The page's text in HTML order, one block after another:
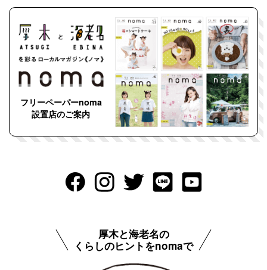
フリーペーパーnoma
設置店のご案内
厚木と海老名の
くらしのヒントをnomaで